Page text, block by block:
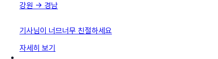
강원 → 경남
기사님이 너므너무 친절하세요
자세히 보기